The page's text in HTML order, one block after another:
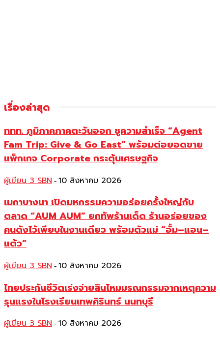
เรื่องล่าสุด
ททท. ภูมิภาคภาคตะวันออก ชูความสำเร็จ “Agent
Fam Trip: Give & Go East” พร้อมต่อยอดขาย
แพ็กเกจ Corporate กระตุ้นเศรษฐกิจ
ผู้เขียน 3 SBN - 10 สิงหาคม 2026
เมกาบางนา เปิดมหกรรมความอร่อยครั้งใหญ่กับ
ตลาด “AUM AUM” ยกทัพร้านเด็ด ร้านอร่อยของ
คนดังไว้เพียบในงานเดียว พร้อมตัวแม่ “อั้ม–แอน–
แต้ว”
ผู้เขียน 3 SBN - 10 สิงหาคม 2026
ไทยประกันชีวิตเร่งจ่ายสินไหมมรณกรรมจากเหตุความ
รุนแรงในโรงเรียนเทพศิรินทร์ นนทบุรี
ผู้เขียน 3 SBN - 10 สิงหาคม 2026